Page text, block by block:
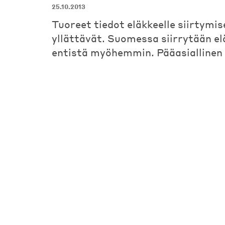
25.10.2013
Tuoreet tiedot eläkkeelle
yllättävät. Suomessa siirrytään
entistä myöhemmin.